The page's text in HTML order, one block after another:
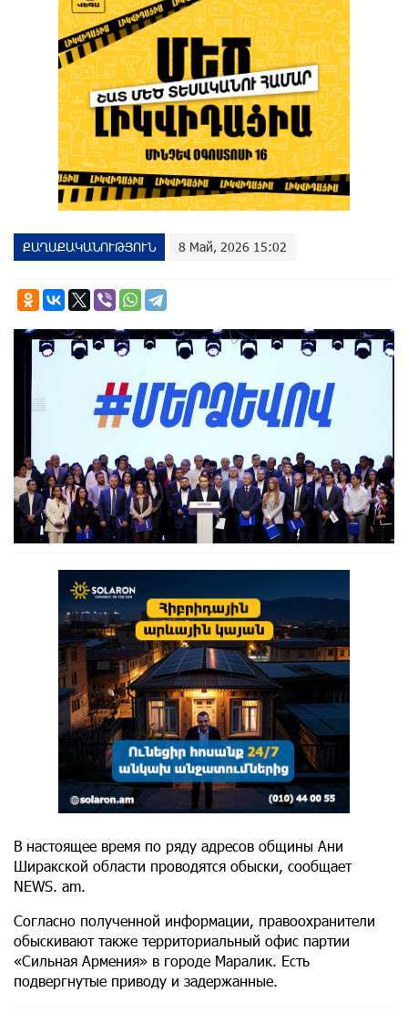
ՔԱՂԱՔԱԿԱՆՈՒԹՅՈՒՆ 8 Май, 2026 15:02
В настоящее время по ряду адресов общины Ани
Ширакской области проводятся обыски, сообщает
NEWS. am.
Согласно полученной информации, правоохранители
обыскивают также территориальный офис партии
«Сильная Армения» в городе Маралик. Есть
подвергнутые приводу и задержанные.